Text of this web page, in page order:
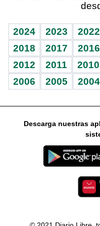
Vida y familia
Eñe
Celebrando la vida
Sin complejos
En pocas palabras
Escuchando al corazón
Economía Personal
Consulta Libre
BRV
TBT Deportivo
Ágora
Guía del dinero
Horóscopos
2024 2023 2022
2018
2017 2016
2012
2011 2010
2006
2005 2004
Descarga nuestras